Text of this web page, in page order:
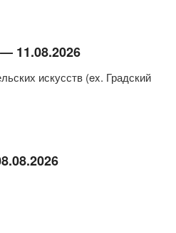
11.08.2026
искусств (ex. Градский